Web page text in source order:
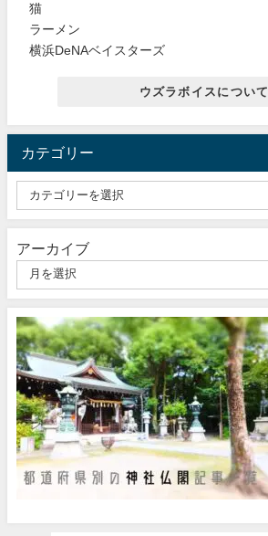
猫
ラーメン
横浜DeNAベイスターズ
ウズラボイスについて
カテゴリー
アーカイブ